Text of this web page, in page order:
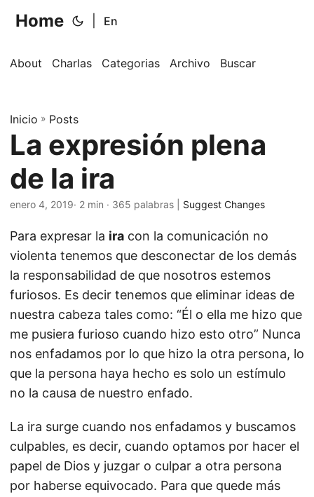
Home En
About Charlas Categorias Archivo Buscar
Inicio » Posts
La expresión plena
de la ira
enero 4, 2019· 2 min · 365 palabras | Suggest Changes
Para expresar la ira con la comunicación no
violenta tenemos que desconectar de los demás
la responsabilidad de que nosotros estemos
furiosos. Es decir tenemos que eliminar ideas de
nuestra cabeza tales como: “Él o ella me hizo que
me pusiera furioso cuando hizo esto otro” Nunca
nos enfadamos por lo que hizo la otra persona, lo
que la persona haya hecho es solo un estímulo
no la causa de nuestro enfado.
La ira surge cuando nos enfadamos y buscamos
culpables, es decir, cuando optamos por hacer el
papel de Dios y juzgar o culpar a otra persona
por haberse equivocado. Para que quede más